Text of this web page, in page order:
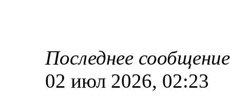
Последнее
02 июл 2026, 02:23